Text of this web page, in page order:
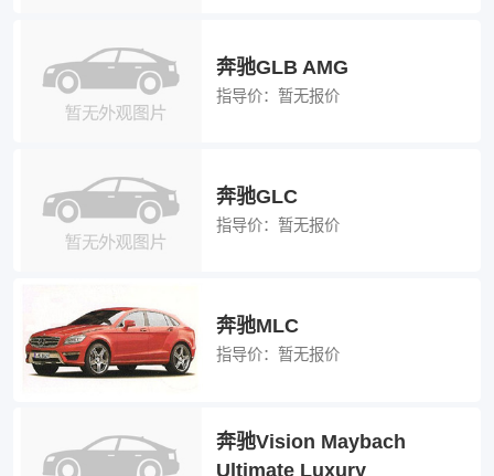
奔驰GLB AMG
指导价： 暂无报价
奔驰GLC
指导价： 暂无报价
奔驰MLC
指导价： 暂无报价
奔驰Vision Maybach
Ultimate Luxury